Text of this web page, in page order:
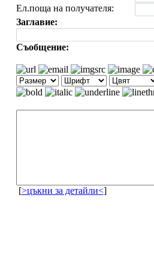
Ел.поща на получателя:
Заглавие:
Съобщение:
[>цъкни за детайли<]